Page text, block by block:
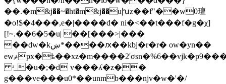
��.�m&j��~�ht�m&j��uխz��f"��w0璮
�o!$�4���,e�|����d� ni�<��t���f�g�χ]
[!~.��6�5�u| ��[���>|���
��dw�kښ*����ԕ��kbj� r�r� ow�yn��
ewޘpx�ѣ��xz�m����2'σsn�%6��vjk�p9����~mh��
ʴ_�u�;�d v���ʎ�z��
g���ve���u0*��unmb���ǌv�w�'�/